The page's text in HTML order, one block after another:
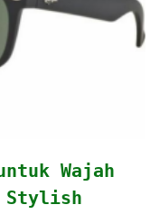
Wajah
Stylish